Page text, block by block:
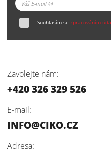
Souhlasím se zpracováním
Zavolejte nám:
+420 326 329 526
E-mail:
INFO@CIKO.CZ
Adresa: